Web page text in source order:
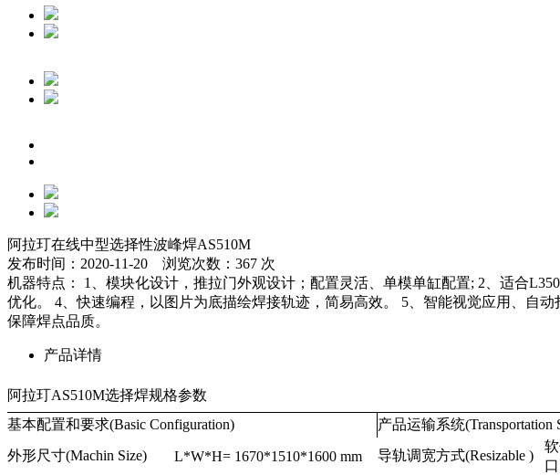
YAMAHA代理
阿拉玎在线中型选择性波峰焊AS510M
发布时间：2020-11-20 浏览次数：367 次
机器特点： 1、模块化设计，推拉门外观设计；配置灵活、单模单缸配置; 2、适合
优化。 4、快速编程，以图片为底描绘焊接轨迹，简易高效。 5、智能视觉应用、自
保障焊点品质。
产品详情
阿拉玎AS510M选择焊规格参数
基本配置和要求(Basic Configuration)
产品运输系统(Transportation
外形尺寸(Machin Size)
L*W*H= 1670*1510*1600 mm 导轨调宽方式(Resizable )